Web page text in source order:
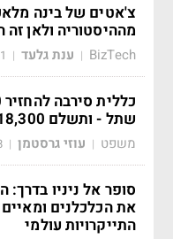
צ'אטים של בינה
מההיסטוריה ולאן זה
BizTech
| ענת גלעד |
שתל - ותשלם 18,300
משפט | עוזי גרסטמן |
סופר אל ניניו
את הכלכלנים
התייקרויות עולמי